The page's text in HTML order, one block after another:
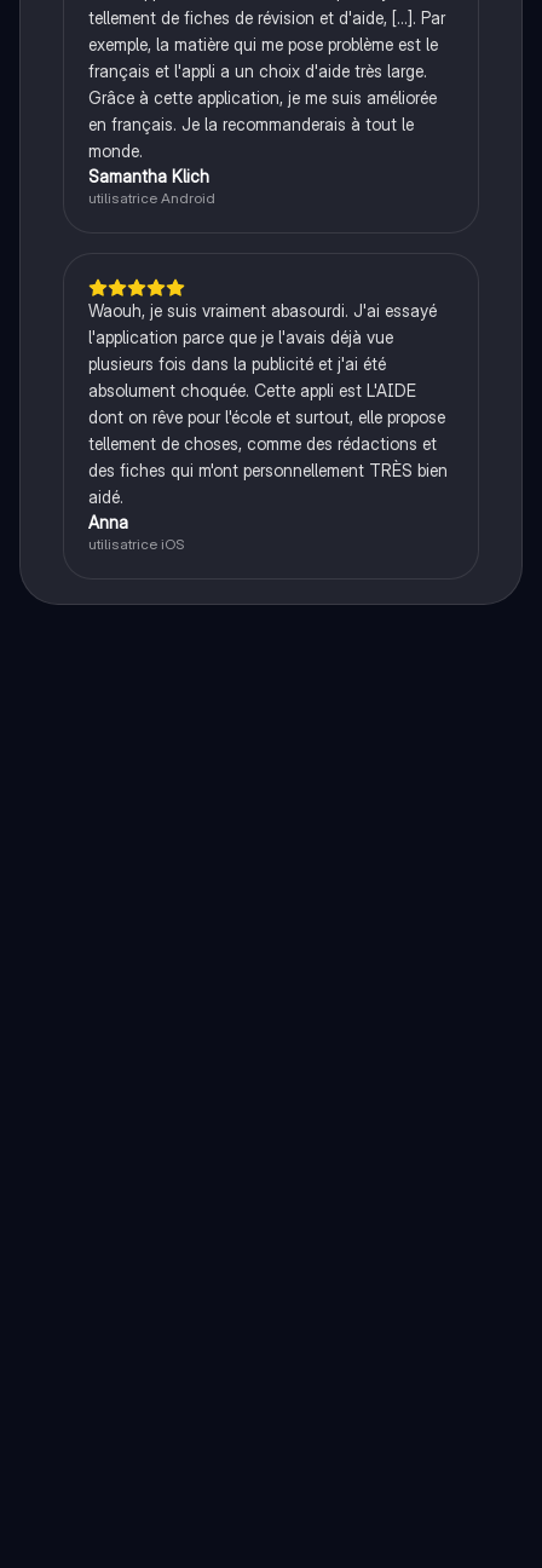
tellement de fiches de révision et d'aide, [...]. Par
exemple, la matière qui me pose problème est le
français et l'appli a un choix d'aide très large.
Grâce à cette application, je me suis améliorée
en français. Je la recommanderais à tout le
monde.
Samantha Klich
utilisatrice Android
Waouh, je suis vraiment abasourdi. J'ai essayé
l'application parce que je l'avais déjà vue
plusieurs fois dans la publicité et j'ai été
absolument choquée. Cette appli est L'AIDE
dont on rêve pour l'école et surtout, elle propose
tellement de choses, comme des rédactions et
des fiches qui m'ont personnellement TRÈS bien
aidé.
Anna
utilisatrice iOS